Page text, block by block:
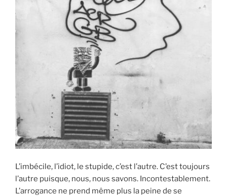
L’imbécile, l’idiot, le stupide, c’est l’autre. C’est toujours
l’autre puisque, nous, nous savons. Incontestablement.
L’arrogance ne prend même plus la peine de se